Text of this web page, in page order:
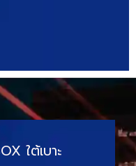
ใต้เบาะ